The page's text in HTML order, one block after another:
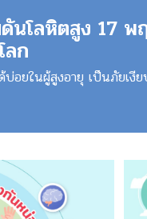
นโลหิตสูง 17
ก
อยในผู้สูงอายุ เป็นภัยเงี